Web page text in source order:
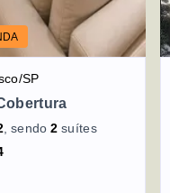
SP
, sendo2 suítes